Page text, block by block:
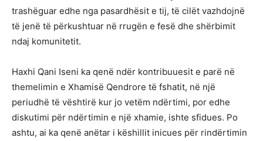
trashëguar edhe nga pasardhësit e tij, të cilët vazhdojnë
të jenë të përkushtuar në rrugën e fesë dhe shërbimit
ndaj komunitetit.
Haxhi Qani Iseni ka qenë ndër kontribuuesit e parë në
themelimin e Xhamisë Qendrore të fshatit, në një
periudhë të vështirë kur jo vetëm ndërtimi, por edhe
diskutimi për ndërtimin e një xhamie, ishte sfidues. Po
ashtu, ai ka qenë anëtar i këshillit inicues për rindërtimin